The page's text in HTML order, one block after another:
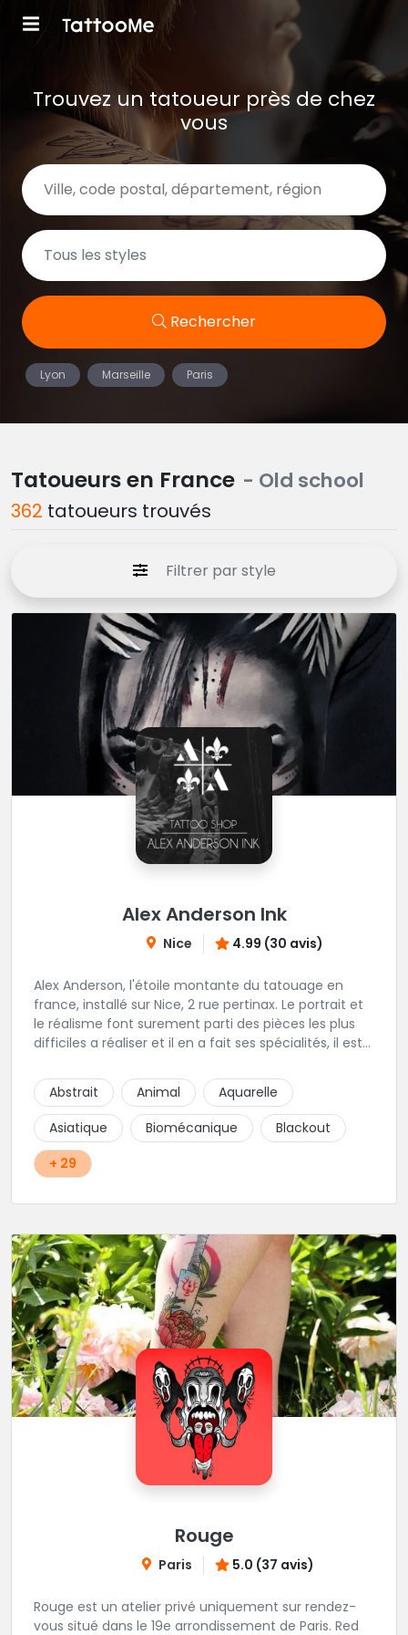
Trouvez un tatoueur près de chez
vous
Rechercher
Lyon Marseille Paris
Tatoueurs en France - Old school
362 tatoueurs trouvés
Filtrer par style
Alex Anderson Ink
Nice 4.99 (30 avis)
Alex Anderson, l'étoile montante du tatouage en
france, installé sur Nice, 2 rue pertinax. Le portrait et
le réalisme font surement parti des pièces les plus
difficiles a réaliser et il en a fait ses spécialités, il est
religieux ou du chicanos. Romain son frère sera vous
combler par sa finesse pour des pièces comme le
mandala, l'ornemental ou la calligraphie pour le
bonheur des futurs tatoués. Il y a aussi Léa, Maureen,
Fat, Tom, Sento, Lily, des artistes hors normes. Il n'y a
qu'à regarder les pièces sélectionnées ici pour
Abstrait Animal
Aquarelle
Asiatique
Biomécanique
Blackout
+ 29
Rouge
Paris 5.0 (37 avis)
Rouge est un atelier privé uniquement sur rendez-
vous situé dans le 19e arrondissement de Paris. Red